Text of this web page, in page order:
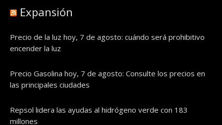
Expansión
Precio de la luz hoy, 7 de agosto: cuándo será prohibitivo
encender la luz
Precio Gasolina hoy, 7 de agosto: Consulte los precios en
las principales ciudades
Repsol lidera las ayudas al hidrógeno verde con 183
millones